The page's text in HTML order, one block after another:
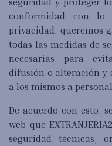
conformidad con lo
privacidad, queremos
todas las medidas de
necesarias para
difusión o alteración y
a los mismos a
De acuerdo con esto,
web que
seguridad técnicas,